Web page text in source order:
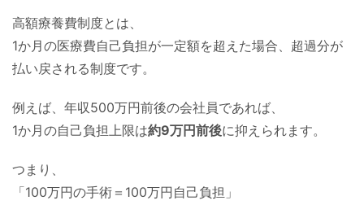
高額療養費制度とは、
1か月の医療費自己負担が一定額を超えた場合、超過分が
払い戻される制度です。
例えば、年収500万円前後の会社員であれば、
1か月の自己負担上限は約9万円前後に抑えられます。
つまり、
「100万円の手術＝100万円自己負担」